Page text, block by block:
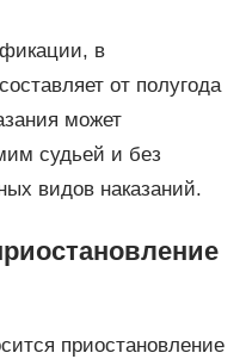
в
от полугода
может
судьей и без
видов наказаний.
приостановление